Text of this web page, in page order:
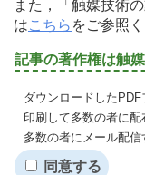
また，「触媒技術
はこちら をご参照く
記事の著作権は触
ダウンロードした
印刷して多数の者に配
多数の者にメール配信
同意する